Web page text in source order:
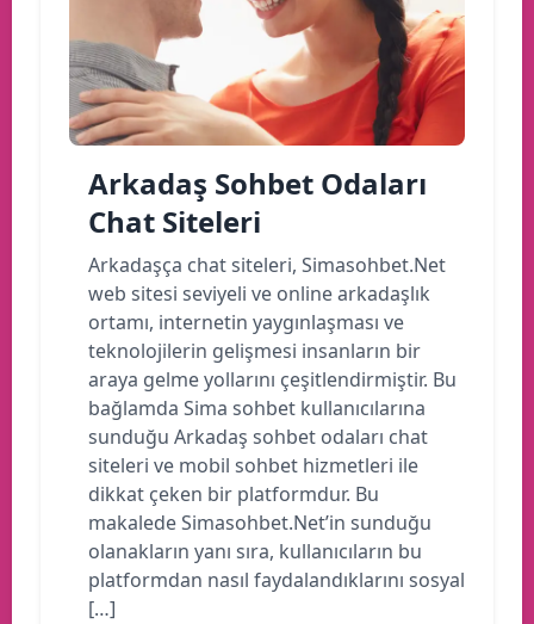
Arkadaş Sohbet Odaları
Chat Siteleri
Arkadaşça chat siteleri, Simasohbet.Net
web sitesi seviyeli ve online arkadaşlık
ortamı, internetin yaygınlaşması ve
teknolojilerin gelişmesi insanların bir
araya gelme yollarını çeşitlendirmiştir. Bu
bağlamda Sima sohbet kullanıcılarına
sunduğu Arkadaş sohbet odaları chat
siteleri ve mobil sohbet hizmetleri ile
dikkat çeken bir platformdur. Bu
makalede Simasohbet.Net’in sunduğu
olanakların yanı sıra, kullanıcıların bu
platformdan nasıl faydalandıklarını sosyal
[…]